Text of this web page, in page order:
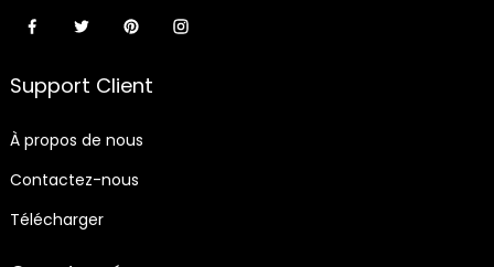
Support Client
À propos de nous
Contactez-nous
Télécharger